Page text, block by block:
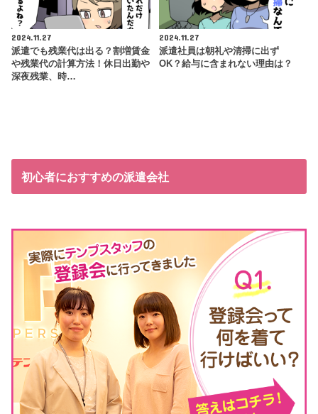
2024.11.27
派遣でも残業代は出る？割増賃金
や残業代の計算方法！休日出勤や
深夜残業、時…
2024.11.27
派遣社員は朝礼や清掃に出ず
OK？給与に含まれない理由は？
初心者におすすめの派遣会社